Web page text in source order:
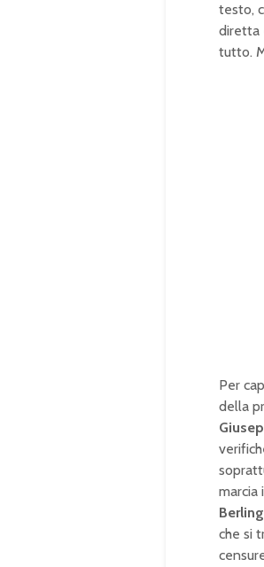
testo,
diretta
tutto.
Per
della
marcia
che si